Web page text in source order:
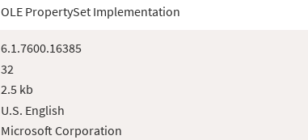
OLE PropertySet Implementation
6.1.7600.16385
32
2.5 kb
U.S. English
Microsoft Corporation